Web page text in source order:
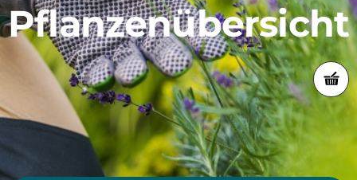
Pflanzenübersicht